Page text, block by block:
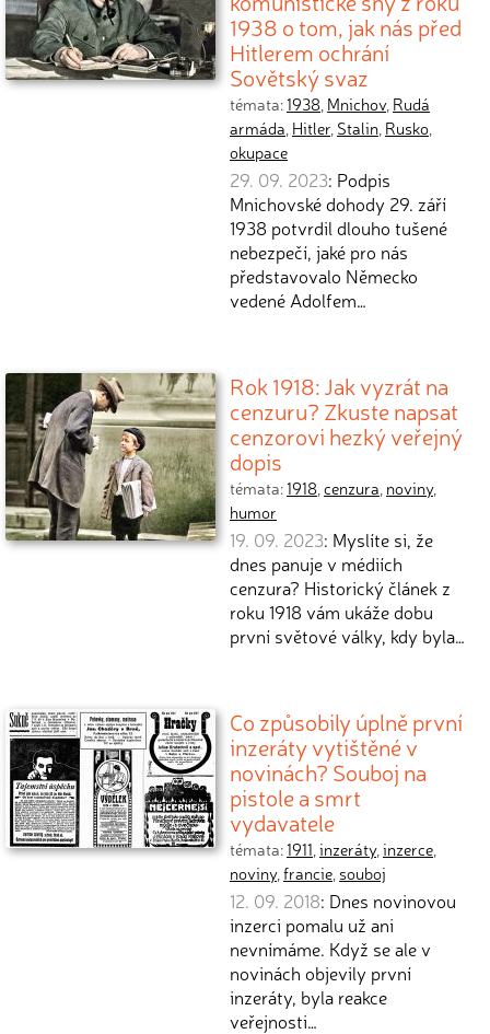
1938 o tom, jak nás před
Hitlerem ochrání
Sovětský svaz
témata:1938, Mnichov, Rudá
armáda, Hitler, Stalin, Rusko,
okupace
29. 09. 2023: Podpis
Mnichovské dohody 29. září
1938 potvrdil dlouho tušené
nebezpečí, jaké pro nás
představovalo Německo
vedené Adolfem…
Rok 1918: Jak vyzrát na
cenzuru? Zkuste napsat
cenzorovi hezký veřejný
dopis
témata:1918,cenzura, noviny,
humor
19. 09. 2023: Myslíte si, že
dnes panuje v médiích
cenzura? Historický článek z
roku 1918 vám ukáže dobu
první světové války, kdy byla…
Co způsobily úplně první
inzeráty vytištěné v
novinách? Souboj na
pistole a smrt
vydavatele
témata:1911,inzeráty,inzerce,
noviny,francie, souboj
12. 09. 2018: Dnes novinovou
inzerci pomalu už ani
nevnímáme. Když se ale v
novinách objevily první
inzeráty, byla reakce
veřejnosti…